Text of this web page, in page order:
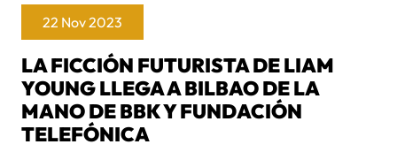
22 Nov 2023
LA FICCIÓN FUTURISTA DE LIAM
YOUNG LLEGA A BILBAO DE LA
MANO DE BBK Y FUNDACIÓN
TELEFÓNICA